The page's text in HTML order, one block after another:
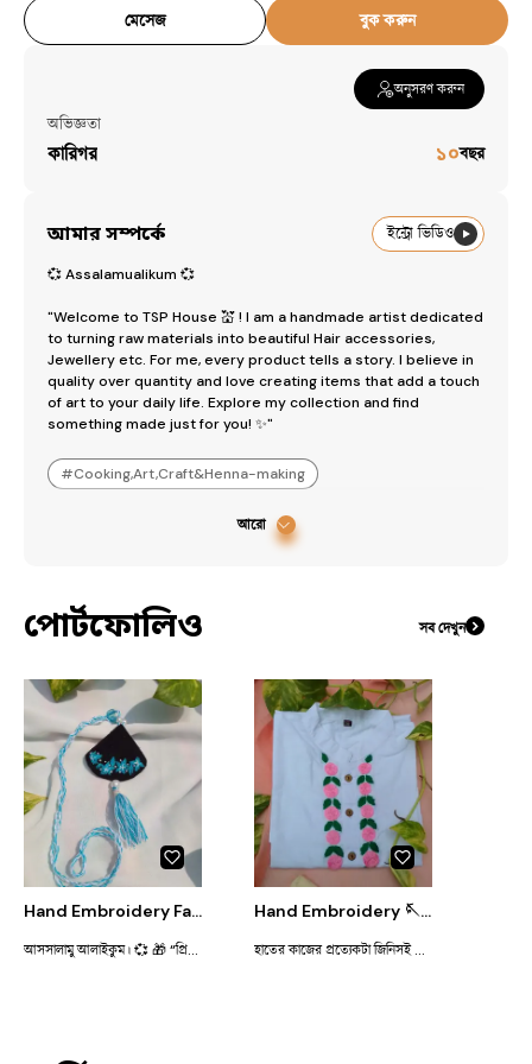
বাসা— [object Object]
মেসেজ বুক করুন
অনুসরণ করুন
অভিজ্ঞতা
কারিগর ১০বছর
আমার সম্পর্কে ইন্ট্রো ভিডিও
💞 Assalamualikum 💞
"Welcome to TSP House 💒 ! I am a handmade artist dedicated
to turning raw materials into beautiful Hair accessories,
Jewellery etc. For me, every product tells a story. I believe in
quality over quantity and love creating items that add a touch
of art to your daily life. Explore my collection and find
something made just for you! ✨"
#Cooking,Art,Craft&Henna-making
আরো
পোর্টফোলিও সব দেখুন
Hand Embroidery Fabric Necklace 📿
আসসালামু আলাইকুম। 💞 🎁 “প্রিয়জনকে দিন একটু ভালোবাসা আর শিল্পের ছোঁয়া—হাতে তৈরি ফুলের গহনা এখন TSP তে House পাওয়া যাচ্ছে 💐” ধন্যবাদ
Hand Embroidery 🪡&Hand Paint🎨 Punjabi 😊
হাতের কাজের প্রত্যেকটা জিনিসই স্পেশাল। 🤗 হোক সেটা রঙের কাজ কিংবা সুতার কাজ।🪡🎨 প্রত্যেকটা কাজের সাথে মিশে থাকে ভালোবাসা ,যত্ন। 😌যেটা মেশিনে তৈরি কোন পোশাকে থাকবে না।🙃